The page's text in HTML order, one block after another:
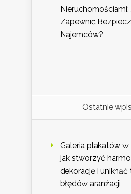
Nieruchomościami:
Zapewnić
Najemców?
Ostatnie
Galeria plakatów w
jak stworzyć
dekorację i
błędów aranżacji